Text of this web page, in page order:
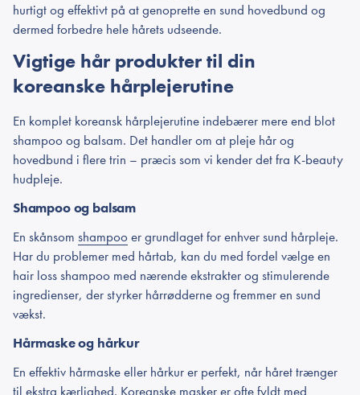
hurtigt og effektivt på at genoprette en sund hovedbund og
dermed forbedre hele hårets udseende.
Vigtige hår produkter til din
koreanske hårplejerutine
En komplet koreansk hårplejerutine indebærer mere end blot
shampoo og balsam. Det handler om at pleje hår og
hovedbund i flere trin – præcis som vi kender det fra K-beauty
hudpleje.
Shampoo og balsam
En skånsom shampooer grundlaget for enhver sund hårpleje.
Har du problemer med hårtab, kan du med fordel vælge en
hair loss shampoo med nærende ekstrakter og stimulerende
ingredienser, der styrker hårrødderne og fremmer en sund
vækst.
Hårmaske og hårkur
En effektiv hårmaske eller hårkur er perfekt, når håret trænger
til ekstra kærlighed. Koreanske masker er ofte fyldt med